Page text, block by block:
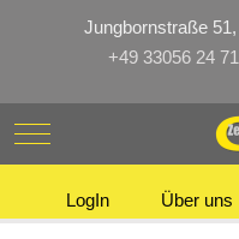
Jungbornstraße
+49 33056 24
Mobile Menu Toggle
LogIn Über uns